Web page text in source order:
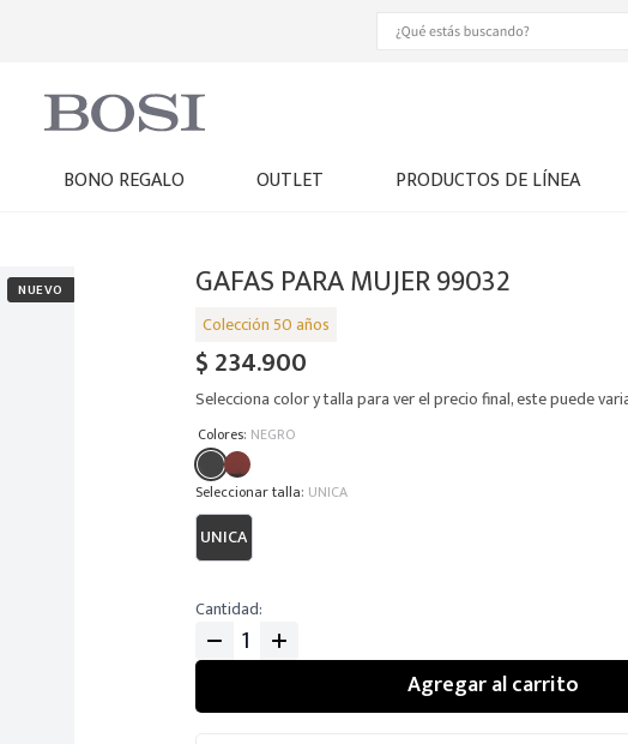
BONO REGALO OUTLET PRODUCTOS DE LÍNEA
GAFAS PARA MUJER 99032
$234.900
Selecciona color y talla para ver el precio final, este puede
Colores: NEGRO
: UNICA
UNICA
Cantidad
Agregar al carrito